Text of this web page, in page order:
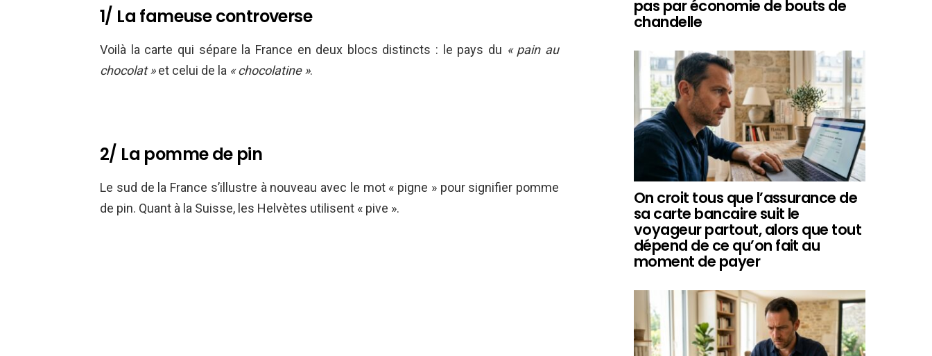
1/ La fameuse controverse
Voilà la carte qui sépare la France en deux blocs distincts : le pays du « pain au
chocolat »et celui de la « chocolatine ».
2/ La pomme de pin
Le sud de la France s’illustre à nouveau avec le mot « pigne » pour signifier pomme
de pin. Quant à la Suisse, les Helvètes utilisent « pive ».
pas par économie de bouts de
chandelle
On croit tous que l’assurance de
sa carte bancaire suit le
voyageur partout, alors que tout
dépend de ce qu’on fait au
moment de payer